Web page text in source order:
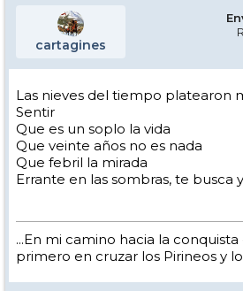
cartagines
Las nieves del tiempo platearon
Sentir
Que es un soplo la vida
Que veinte años no es nada
Que febril la mirada
Errante en las sombras, te busca
...En mi camino hacia la
primero en cruzar los Pirineos y